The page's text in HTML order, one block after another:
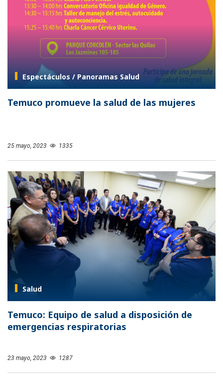
Espectáculos / Panoramas Salud
Temuco promueve la salud de las mujeres
25 mayo, 2023 1335
Salud
Temuco: Equipo de salud a disposición de
emergencias respiratorias
23 mayo, 2023 1287